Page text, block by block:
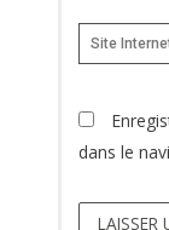
Site
Internet
dans le